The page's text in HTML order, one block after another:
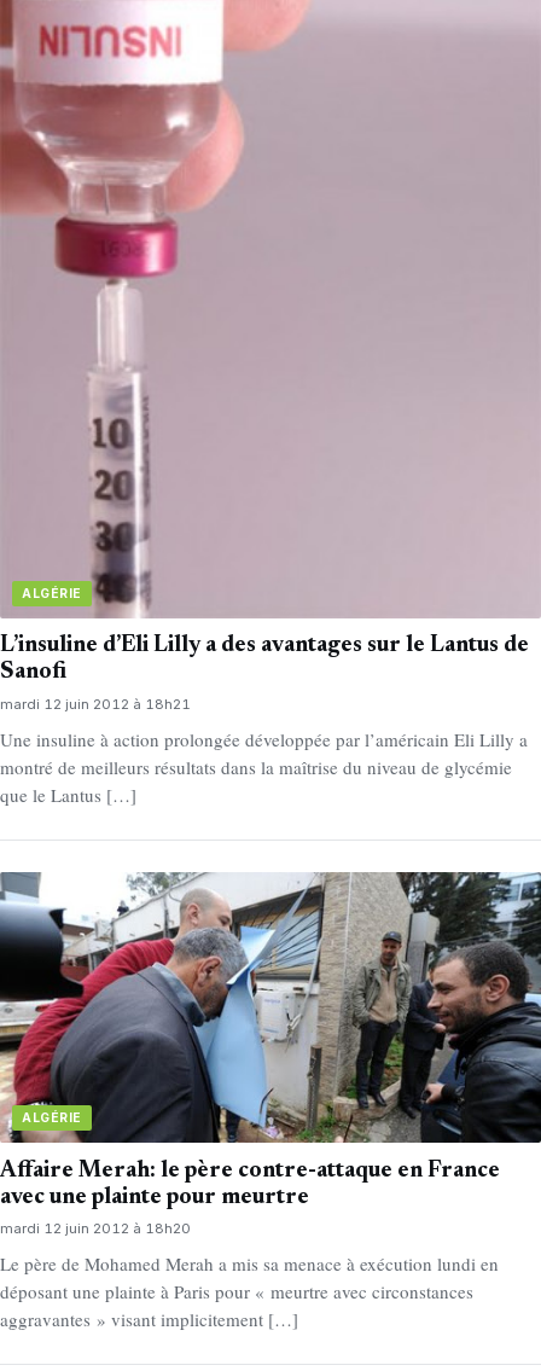
ALGÉRIE
L’insuline d’Eli Lilly a des avantages sur le Lantus de
Sanofi
mardi 12 juin 2012 à 18h21
Une insuline à action prolongée développée par l’américain Eli Lilly a
montré de meilleurs résultats dans la maîtrise du niveau de glycémie
que le Lantus […]
ALGÉRIE
Affaire Merah: le père contre-attaque en France
avec une plainte pour meurtre
mardi 12 juin 2012 à 18h20
Le père de Mohamed Merah a mis sa menace à exécution lundi en
déposant une plainte à Paris pour « meurtre avec circonstances
aggravantes » visant implicitement […]